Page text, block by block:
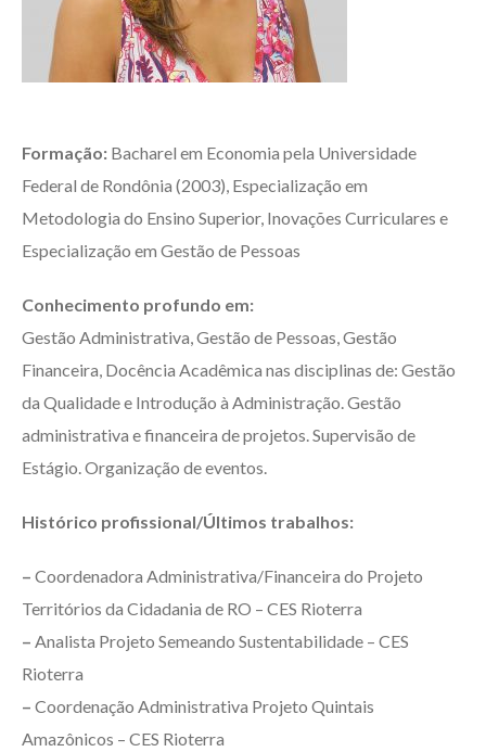
Formação: Bacharel em Economia pela Universidade
Federal de Rondônia (2003), Especialização em
Metodologia do Ensino Superior, Inovações Curriculares e
Especialização em Gestão de Pessoas
Conhecimento profundo em:
Gestão Administrativa, Gestão de Pessoas, Gestão
Financeira, Docência Acadêmica nas disciplinas de: Gestão
da Qualidade e Introdução à Administração. Gestão
administrativa e financeira de projetos. Supervisão de
Estágio. Organização de eventos.
Histórico profissional/Últimos trabalhos:
– Coordenadora Administrativa/Financeira do Projeto
Territórios da Cidadania de RO – CES Rioterra
– Analista Projeto Semeando Sustentabilidade – CES
Rioterra
– Coordenação Administrativa Projeto Quintais
Amazônicos – CES Rioterra